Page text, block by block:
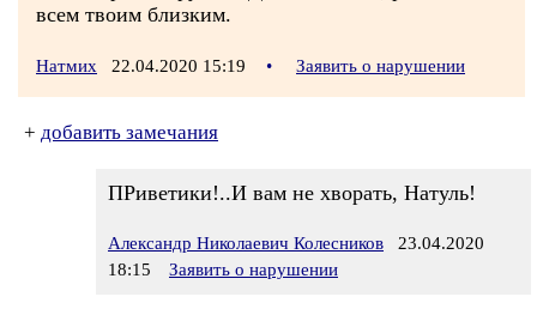
всем твоим близким.
Натмих 22.04.2020 15:19 • Заявить о нарушении
+ добавить замечания
ПРиветики!..И вам не хворать, Натуль!
Александр Николаевич Колесников 23.04.2020
18:15
Заявить о нарушении